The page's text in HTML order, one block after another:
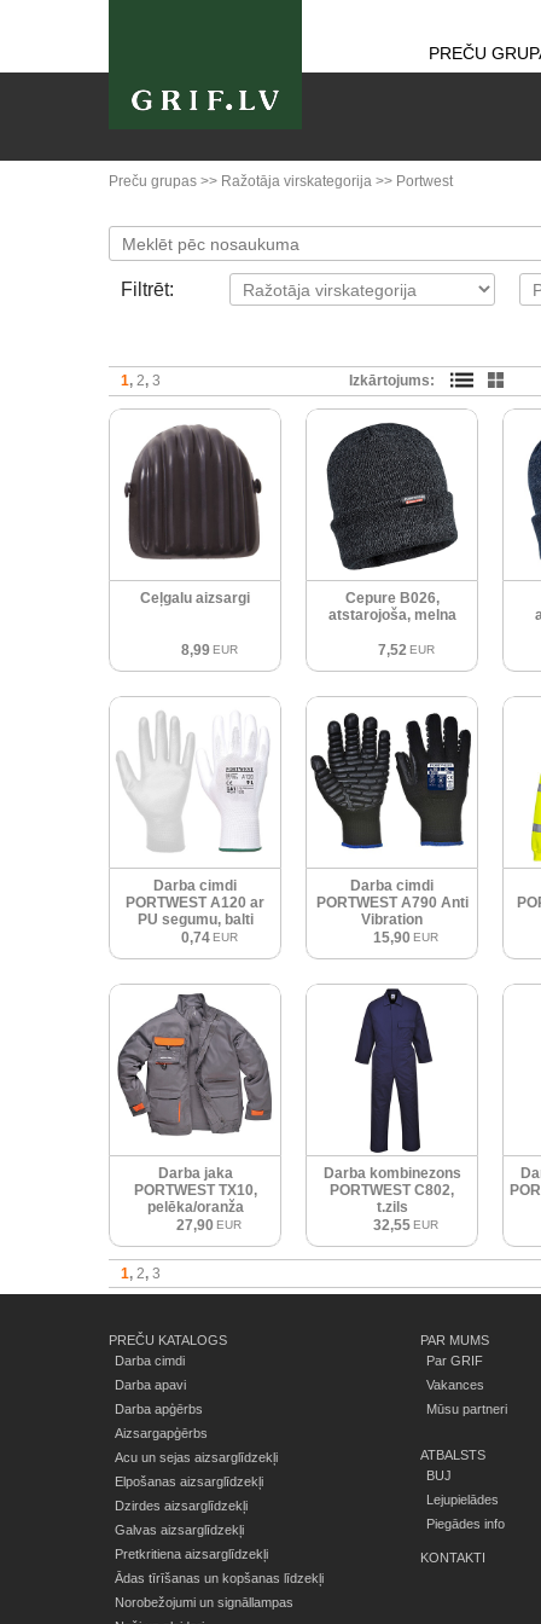
PREČU
Preču grupas >> Ražotāja virskategorija >> Portwest
Filtrēt:
1 2 3 Izkārtojums:
Ceļgalu aizsargi
8,99 EUR
Cepure B026,
atstarojoša, melna
7,52 EUR
Darba cimdi
PORTWEST A120 ar
PU segumu, balti
0,74 EUR
Darba cimdi
PORTWEST A790 Anti
Vibration
15,90 EUR
Darba jaka
PORTWEST TX10,
pelēka/oranža
27,90 EUR
Darba kombinezons
PORTWEST C802,
t.zils
32,55 EUR
1 2 3
PREČU KATALOGS
Darba cimdi
Darba apavi
Darba apģērbs
Aizsargapģērbs
Acu un sejas aizsarglīdzekļi
Elpošanas aizsarglīdzekļi
Dzirdes aizsarglīdzekļi
Galvas aizsarglīdzekļi
Pretkritiena aizsarglīdzekļi
Ādas tīrīšanas un kopšanas līdzekļi
Norobežojumi un signāllampas
PAR MUMS
Par GRIF
Vakances
Mūsu partneri
ATBALSTS
BUJ
Lejupielādes
Piegādes info
KONTAKTI